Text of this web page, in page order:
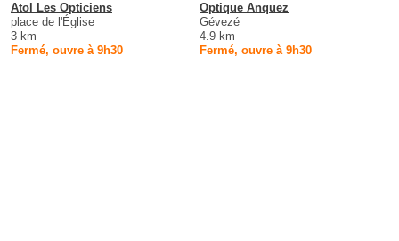
Atol Les Opticiens
place de l'Église
3 km
Fermé, ouvre à 9h30
Optique Anquez
Gévezé
4.9 km
Fermé, ouvre à 9h30